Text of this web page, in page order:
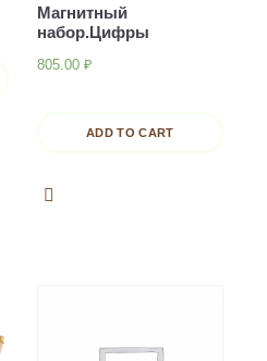
Магнитный
набор.Цифры
805.00 ₽
ADD TO CART